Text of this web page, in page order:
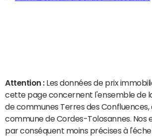
Attention : Les données de prix
cette page concernent l'ensemble de
de communes Terres des
commune de Cordes-Tolosannes. Nos
par conséquent moins précises à